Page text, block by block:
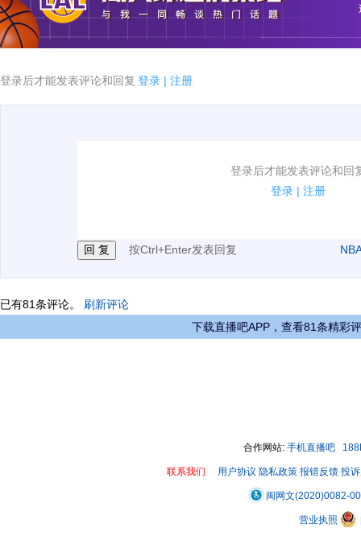
登录后才能发表评论和回复 登录 | 注册
登录后才能发表评论和回
登录 | 注册
1.电脑端新用户可以发表评论了！
按Ctrl+Enter发表回复
已有81条评论。 刷新评论
下载直播吧APP，查看81条精彩
合作网站: 手机直播吧
联系我们 用户协议 隐私政策 报错反馈 投
闽网文(2020)0082-
营业执照